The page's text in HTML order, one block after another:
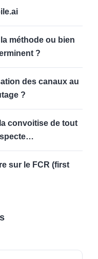
méthode ou bien
?
des canaux au
?
convoitise de tout
sur le FCR (first